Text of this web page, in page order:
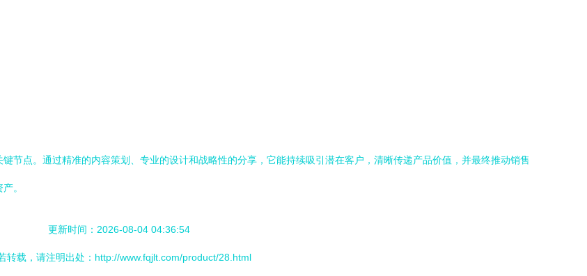
节点。通过精准的内容策划、专业的设计和战略性的分享，它能持续吸引潜在客户，清晰传递产品价值，并最终推动销售
。
更新时间：2026-08-04 04:36:54
转载，请注明出处：http://www.fqjlt.com/product/28.html